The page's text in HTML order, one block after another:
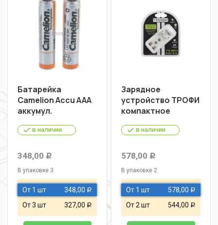
Батарейка
Camelion Accu AAА
аккумул.
в наличии
348,00 Р
В упаковке 3
От 1 шт 348,00 Р
От 3 шт 327,00 Р
Зарядное
устройство ТРОФИ
компактное
в наличии
578,00 Р
В упаковке 2
От 1 шт 578,00 Р
От 2 шт 544,00 Р